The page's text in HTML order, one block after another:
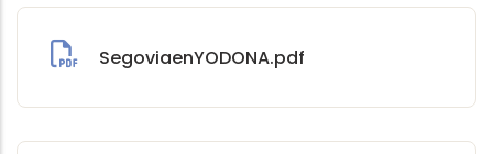
SegoviaenYODONA.pdf